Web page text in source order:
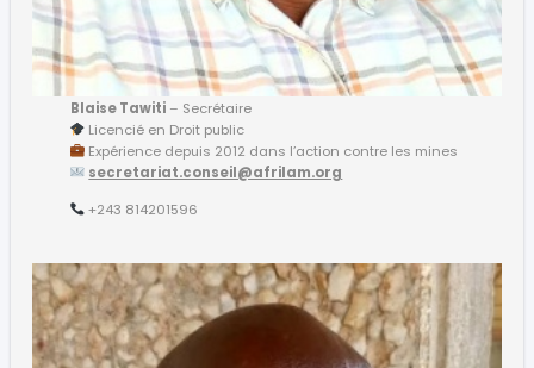
Blaise Tawiti– Secrétaire
Licencié en Droit public
Expérience depuis 2012 dans l’action contre les mines
secretariat.conseil@afrilam.org
+243 814201596